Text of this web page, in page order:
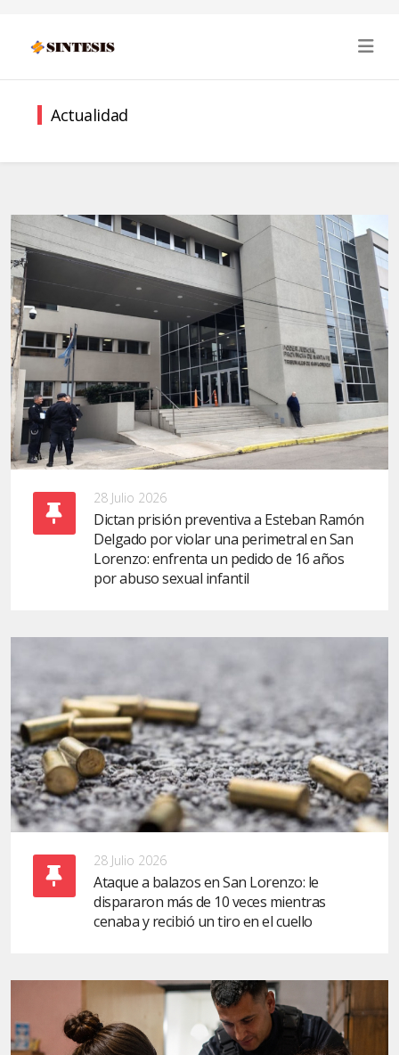
Actualidad
28 Julio 2026
Dictan prisión preventiva a Esteban Ramón
Delgado por violar una perimetral en San
Lorenzo: enfrenta un pedido de 16 años
por abuso sexual infantil
28 Julio 2026
Ataque a balazos en San Lorenzo: le
dispararon más de 10 veces mientras
cenaba y recibió un tiro en el cuello